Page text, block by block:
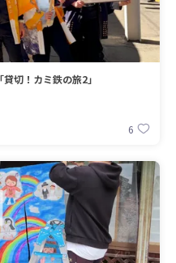
切！カミ鉄の旅2」
6